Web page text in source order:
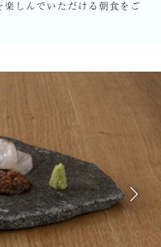
しんでいただける朝食をご